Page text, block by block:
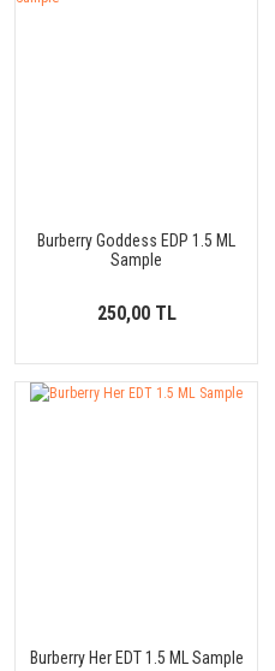
Burberry Goddess EDP 1.5 ML
Sample
250,00 TL
Burberry Her EDT 1.5 ML Sample